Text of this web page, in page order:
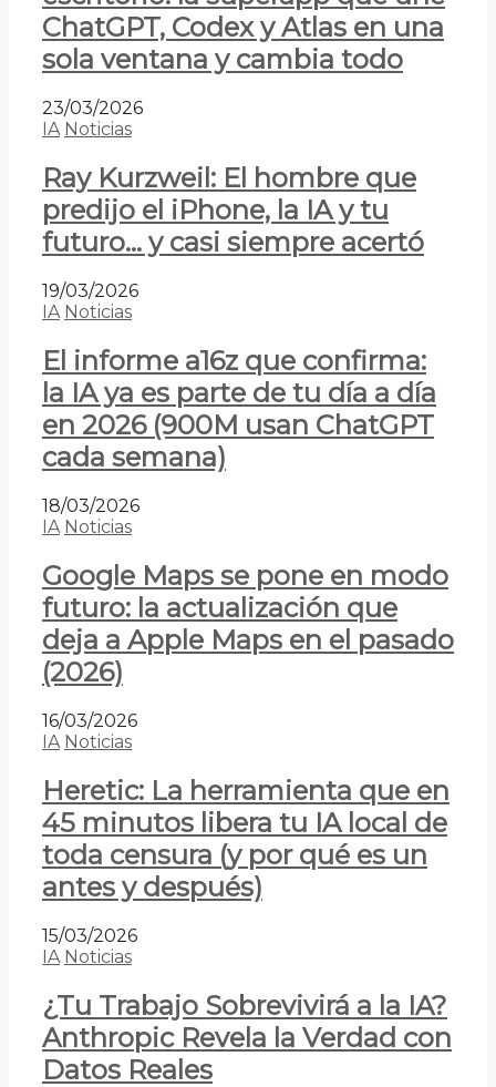
ChatGPT, Codex y Atlas en una
sola ventana y cambia todo
23/03/2026
IA Noticias
Ray Kurzweil: El hombre que
predijo el iPhone, la IA y tu
futuro… y casi siempre acertó
19/03/2026
IA Noticias
El informe a16z que confirma:
la IA ya es parte de tu día a día
en 2026 (900M usan ChatGPT
cada semana)
18/03/2026
IA Noticias
Google Maps se pone en modo
futuro: la actualización que
deja a Apple Maps en el pasado
(2026)
16/03/2026
IA Noticias
Heretic: La herramienta que en
45 minutos libera tu IA local de
toda censura (y por qué es un
antes y después)
15/03/2026
IA Noticias
¿Tu Trabajo Sobrevivirá a la IA?
Anthropic Revela la Verdad con
Datos Reales